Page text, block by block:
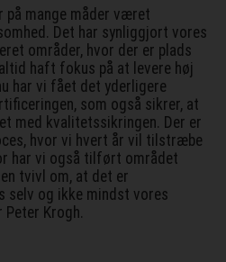
på mange måder været
Det har synliggjort vores
områder, hvor der er plads
haft fokus på at levere høj
har vi fået det yderligere
som også sikrer, at
med kvalitetssikringen. Der er
hvor vi hvert år vil tilstræbe
har vi også tilført området
tvivl om, at det er
selv og ikke mindst vores
Peter Krogh.